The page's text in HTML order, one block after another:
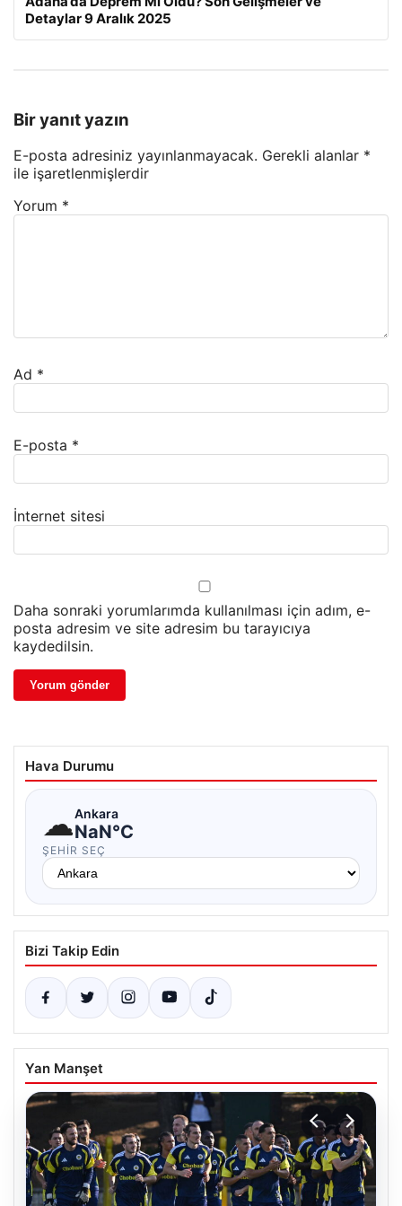
Detaylar 9 Aralık 2025
Bir yanıt yazın
E-posta adresiniz yayınlanmayacak. Gerekli alanlar *
ile işaretlenmişlerdir
Yorum *
Ad *
E-posta *
İnternet sitesi
Daha sonraki yorumlarımda kullanılması için adım, e-
posta adresim ve site adresim bu tarayıcıya
kaydedilsin.
Hava Durumu
☁Ankara
NaN°C
ŞEHIR SEÇ
Bizi Takip Edin
Yan Manşet